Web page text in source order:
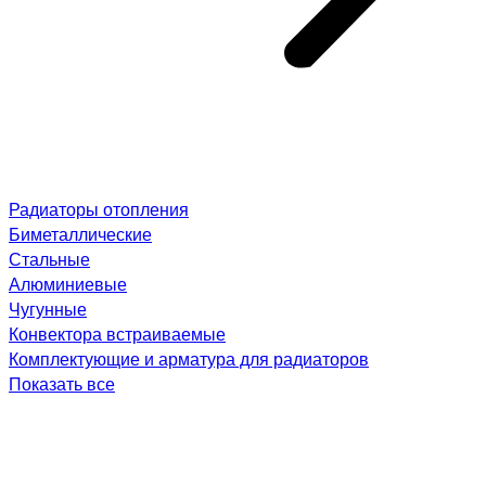
Радиаторы отопления
Биметаллические
Стальные
Алюминиевые
Чугунные
Конвектора встраиваемые
Комплектующие и арматура для радиаторов
Показать все